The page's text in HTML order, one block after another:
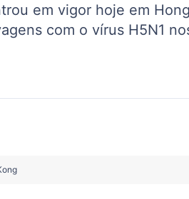
em vigor hoje em
com o vírus H5N1